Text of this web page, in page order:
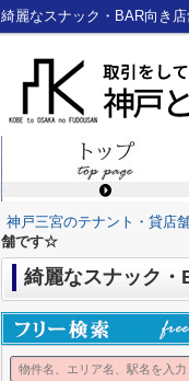
綺麗なスナック・BAR向き
神戸三宮のテナント・貸店
舗です☆
綺麗なスナック